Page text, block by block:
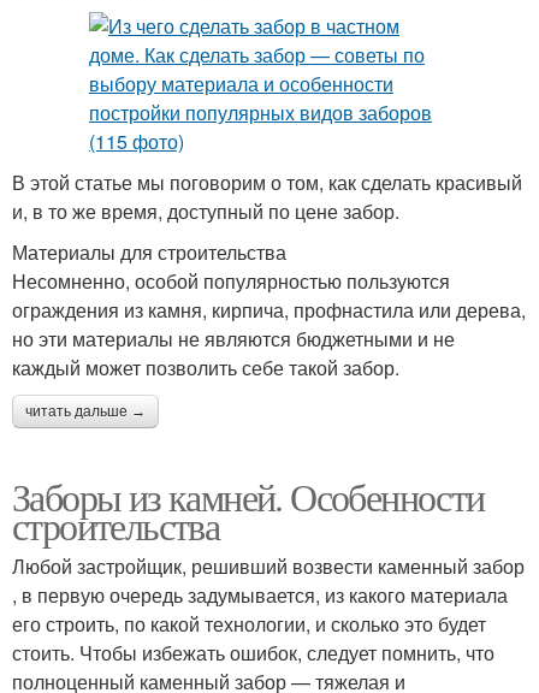
В этой статье мы поговорим о том, как сделать красивый
и, в то же время, доступный по цене забор.
Материалы для строительства
Несомненно, особой популярностью пользуются
ограждения из камня, кирпича, профнастила или дерева,
но эти материалы не являются бюджетными и не
каждый может позволить себе такой забор.
читать дальше →
Заборы из камней. Особенности
строительства
Любой застройщик, решивший возвести каменный забор
, в первую очередь задумывается, из какого материала
его строить, по какой технологии, и сколько это будет
стоить. Чтобы избежать ошибок, следует помнить, что
полноценный каменный забор — тяжелая и